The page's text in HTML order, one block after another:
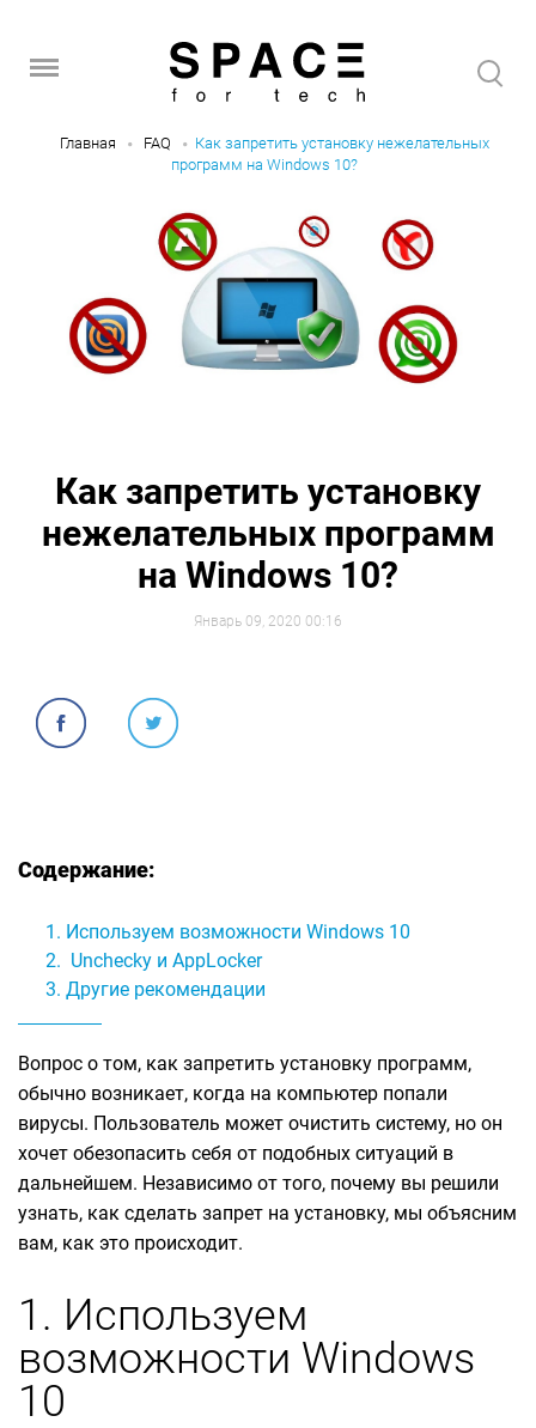
Главная FAQ
Как запретить установку нежелательных
программ на Windows 10?
Как запретить установку
нежелательных программ
на Windows 10?
Январь 09, 2020 00:16
Содержание:
Используем возможности Windows 10
Unchecky и AppLocker
Другие рекомендации
Вопрос о том, как запретить установку программ,
обычно возникает, когда на компьютер попали
вирусы. Пользователь может очистить систему, но он
хочет обезопасить себя от подобных ситуаций в
дальнейшем. Независимо от того, почему вы решили
узнать, как сделать запрет на установку, мы объясним
вам, как это происходит.
1. Используем
возможности Windows
10